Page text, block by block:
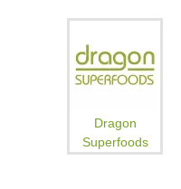
Dragon
Superfoods